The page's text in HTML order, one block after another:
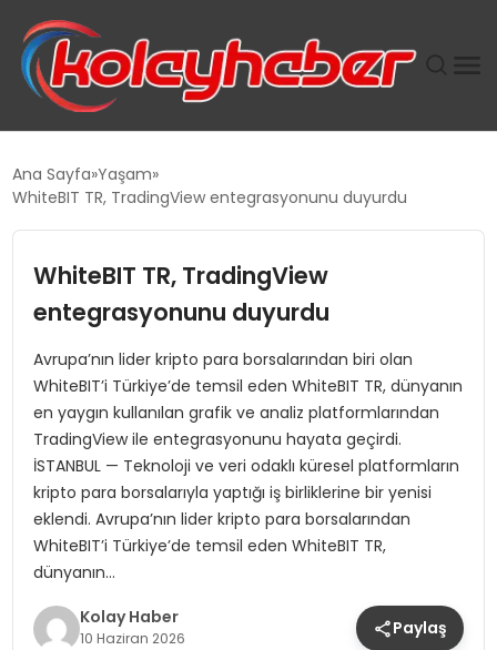
TANYER YAPI ZEMIN MÜHENDISLIĞINDE HEDEF
BÜYÜTTÜ
TOROSLAR’DA PAZAR GERGİNLİĞİ!
Ana Sayfa Yaşam
WhiteBIT TR, TradingView entegrasyonunu duyurdu
WhiteBIT TR, TradingView
entegrasyonunu duyurdu
Avrupa’nın lider kripto para borsalarından biri olan
WhiteBIT’i Türkiye’de temsil eden WhiteBIT TR, dünyanın
en yaygın kullanılan grafik ve analiz platformlarından
TradingView ile entegrasyonunu hayata geçirdi.
İSTANBUL — Teknoloji ve veri odaklı küresel platformların
kripto para borsalarıyla yaptığı iş birliklerine bir yenisi
eklendi. Avrupa’nın lider kripto para borsalarından
WhiteBIT’i Türkiye’de temsil eden WhiteBIT TR,
dünyanın…
Kolay Haber
10 Haziran 2026 Paylaş